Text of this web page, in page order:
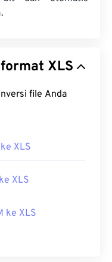
Konversi file lain ke format XLS
file Anda
XLS
XLS
ke XLS